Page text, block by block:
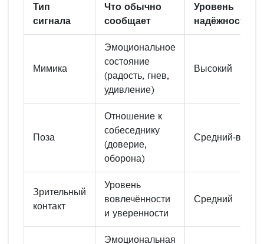
Тип
сигнала
Что обычно
сообщает
Уровень
надёжности
Мимика
Эмоциональное
состояние
(радость, гнев,
удивление)
Высокий
Поза
Отношение к
собеседнику
(доверие,
оборона)
Зрительный
контакт
Уровень
вовлечённости
и уверенности
Средний
Эмоциональная